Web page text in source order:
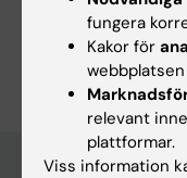
Är du Karin Wallin
Redigera din profil
fungera
Kakor för
relevant
plattformar.
Viss information